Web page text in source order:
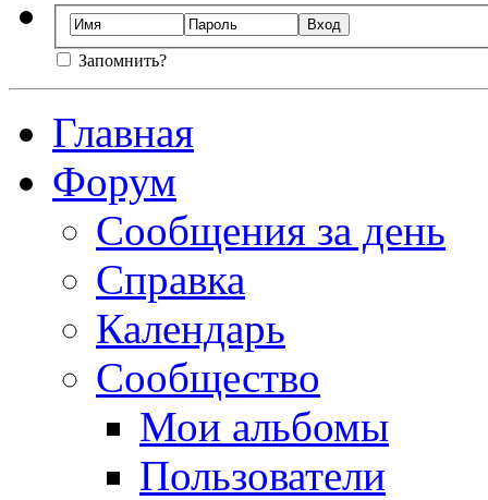
Запомнить?
Главная
Форум
Сообщения за день
Справка
Календарь
Сообщество
Мои альбомы
Пользователи